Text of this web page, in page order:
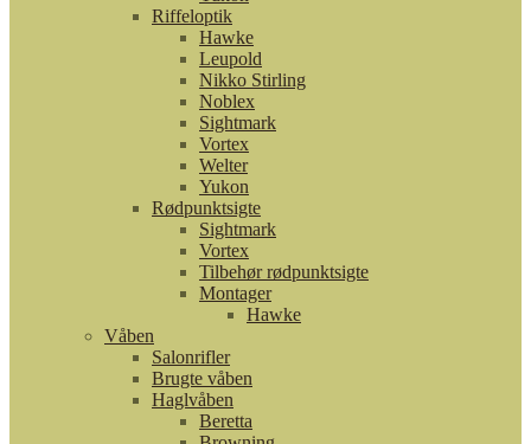
Riffeloptik
Hawke
Leupold
Nikko Stirling
Noblex
Sightmark
Vortex
Welter
Yukon
Rødpunktsigte
Sightmark
Vortex
Tilbehør rødpunktsigte
Montager
Hawke
Våben
Salonrifler
Brugte våben
Haglvåben
Beretta